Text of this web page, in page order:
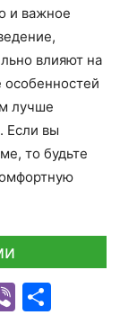
и важное
влияют на
лучше
Если вы
то будьте
Viber